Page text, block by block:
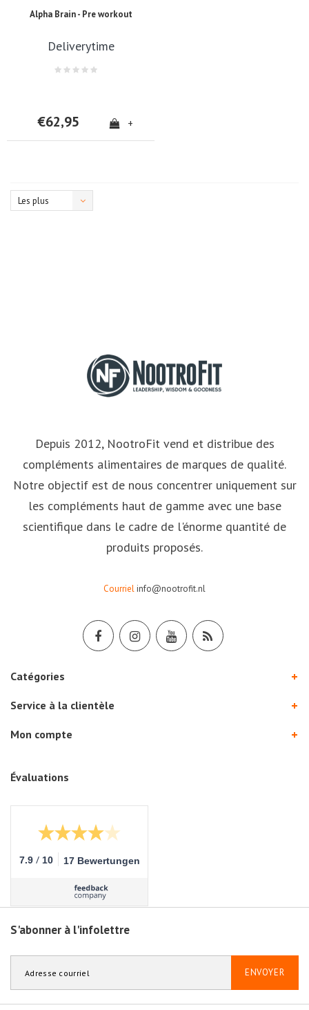
Alpha Brain - Pre workout
Deliverytime
€62,95 +
Les plus
Depuis 2012, NootroFit vend et distribue des
compléments alimentaires de marques de qualité.
Notre objectif est de nous concentrer uniquement sur
les compléments haut de gamme avec une base
scientifique dans le cadre de l'énorme quantité de
produits proposés.
Courrielinfo@nootrofit.nl
Catégories
Service à la clientèle
Mon compte
Évaluations
7.9 / 10 17 Bewertungen
S'abonner à l'infolettre
ENVOYER